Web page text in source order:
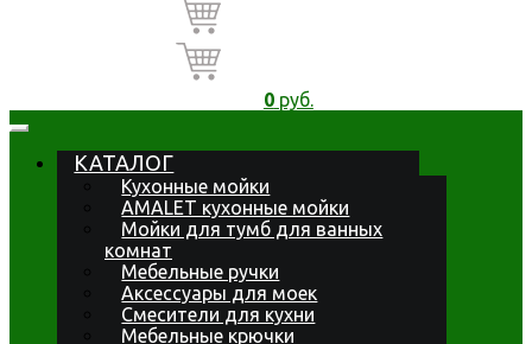
0руб.
КАТАЛОГ
Кухонные мойки
AMALET кухонные мойки
Мойки для тумб для ванных
комнат
Мебельные ручки
Аксессуары для моек
Смесители для кухни
Мебельные крючки